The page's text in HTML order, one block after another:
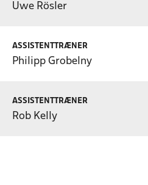
Uwe Rösler
ASSISTENTTRÆNER
Philipp Grobelny
ASSISTENTTRÆNER
Rob Kelly